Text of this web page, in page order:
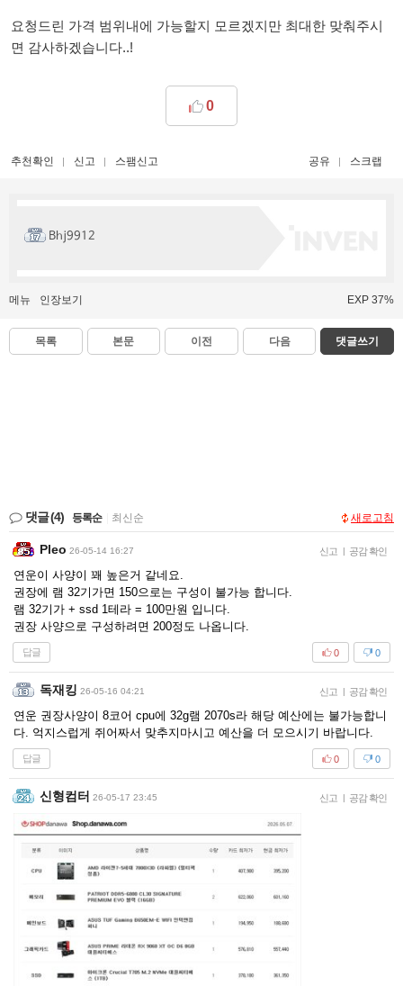
요청드린 가격 범위내에 가능할지 모르겠지만 최대한 맞춰주시
면 감사하겠습니다..!
0
추천확인 신고 스팸신고 공유 스크랩
Bhj9912
메뉴 인장보기 EXP 37%
목록 본문 이전 다음 댓글쓰기
댓글(4) 등록순 최신순 새로고침
Pleo 26-05-14 16:27 신고 | 공감 확인
연운이 사양이 꽤 높은거 같네요.
권장에 램 32기가면 150으로는 구성이 불가능 합니다.
램 32기가 + ssd 1테라 = 100만원 입니다.
권장 사양으로 구성하려면 200정도 나옵니다.
답글 0
0
독재킹 26-05-16 04:21 신고 | 공감 확인
연운 권장사양이 8코어 cpu에 32g램 2070s라 해당 예산에는 불가능합니
다. 억지스럽게 쥐어짜서 맞추지마시고 예산을 더 모으시기 바랍니다.
답글 0
0
신형컴터 26-05-17 23:45 신고 | 공감 확인